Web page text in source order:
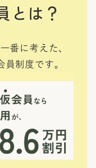
とは？
番に考えた、
員制度です。